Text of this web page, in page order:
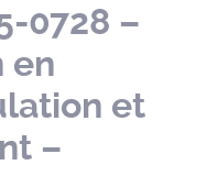
0728 –
en
et
–